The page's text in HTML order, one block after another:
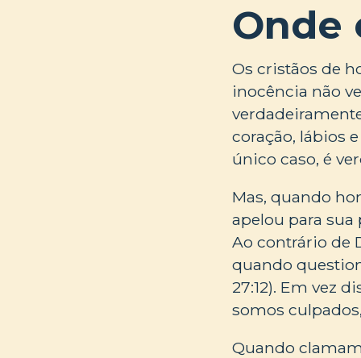
Onde
Os cristãos de
inocência não
coração, lábios
único caso, é
Mas, quando
apelou para sua
Ao contrário de
quando
27:12). Em vez
somos
Quando